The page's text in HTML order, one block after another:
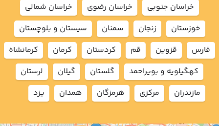
خراسان جنوبي
خراسان رضوي
خراسان شمالي
خوزستان
زنجان سمنان
سيستان و بلوچستان
فارس
قزوين قم كردستان كرمان
كرمانشاه
كهگيلويه و بويراحمد
گلستان گيلان
لرستان
مازندران
مركزي هرمزگان همدان يزد